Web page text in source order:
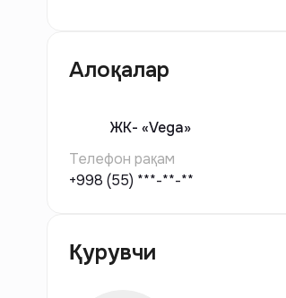
Алоқалар
ЖК- «Vega»
Телефон рақам
+998 (55) ***-**-**
Қурувчи